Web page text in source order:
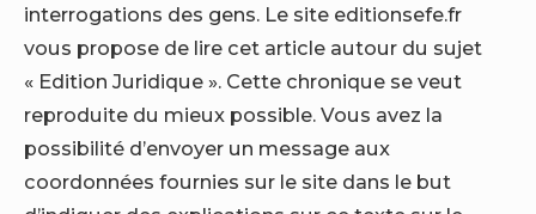
interrogations des gens. Le site editionsefe.fr
vous propose de lire cet article autour du sujet
« Edition Juridique ». Cette chronique se veut
reproduite du mieux possible. Vous avez la
possibilité d’envoyer un message aux
coordonnées fournies sur le site dans le but